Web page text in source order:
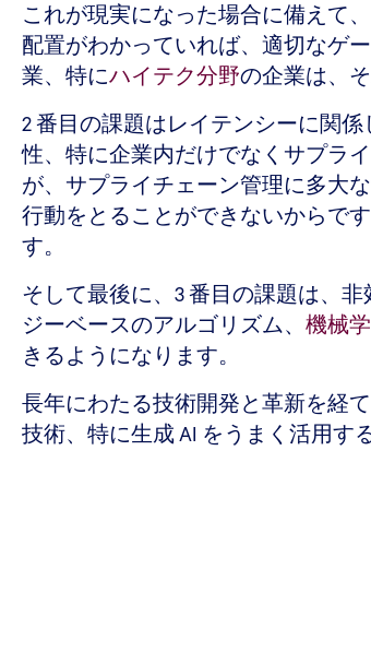
これが現実になった場合に備えて
配置がわかっていれば、適切なゲ
業、特にハイテク分野の企業は、
2 番目の課題はレイテンシーに関
性、特に企業内だけでなくサプラ
が、サプライチェーン管理に多大
行動をとることができないからで
す。
そして最後に、3 番目の課題は、
ジーベースのアルゴリズム、 機械
きるようになります。
長年にわたる技術開発と革新を経
技術、特に生成 AI をうまく活用す